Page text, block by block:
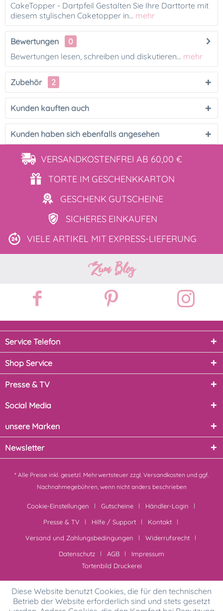
CakeTopper - Dartpfeil Gestalten Sie Ihre Darttorte mit
diesem stylischen Caketopper in... mehr
Bewertungen
0
Bewertungen lesen, schreiben und diskutieren... mehr
Zubehör 2
Kunden kauften auch
Kunden haben sich ebenfalls angesehen
VERSANDKOSTENFREI AB 60,00 €
TORTE IM GESCHENKKARTON
GESCHENK GUTSCHEINE
SICHERES EINKAUFEN
VIELE ARTIKEL MIT EXPRESS-LIEFERUNG
Zum Blog
Service Telefon
Shop Service
Presse & TV
Social Media
unsere Marken
Newsletter
* Alle Preise inkl. gesetzl. Mehrwertsteuer zzgl. Versandkosten und ggf.
Nachnahmegebühren, wenn nicht anders beschrieben
Cookie-Einstellungen Gutscheine
Händler-Login
Presse & TV
Hilfe / Support
Kontakt
Versand und Zahlungsbedingungen
Widerrufsrecht
Datenschutz
AGB
Impressum
Tortenbild Druckerei
Diese Website benutzt Cookies, die für den technischen
Betrieb der Website erforderlich sind und stets gesetzt